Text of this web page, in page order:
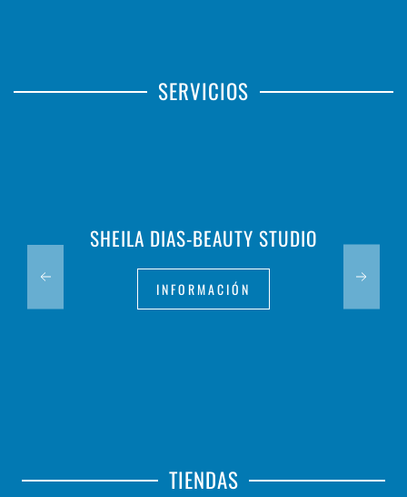
SERVICIOS
SHEILA DIAS-BEAUTY STUDIO
INFORMACIÓN
TIENDAS